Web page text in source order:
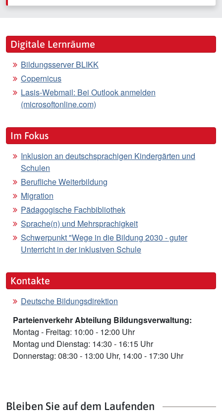
Digitale Lernräume
Bildungsserver BLIKK
Copernicus
Lasis-Webmail: Bei Outlook anmelden
(microsoftonline.com)
Im Fokus
Inklusion an deutschsprachigen Kindergärten und
Schulen
Berufliche Weiterbildung
Migration
Pädagogische Fachbibliothek
Sprache(n) und Mehrsprachigkeit
Schwerpunkt "Wege in die Bildung 2030 - guter
Unterricht in der inklusiven Schule
Kontakte
Deutsche Bildungsdirektion
Parteienverkehr Abteilung Bildungsverwaltung:
Montag - Freitag: 10:00 - 12:00 Uhr
Montag und Dienstag: 14:30 - 16:15 Uhr
Donnerstag: 08:30 - 13:00 Uhr, 14:00 - 17:30 Uhr
Bleiben Sie auf dem Laufenden